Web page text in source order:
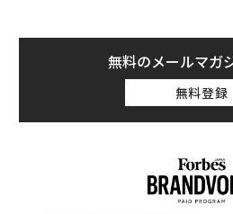
四半期で805万人の新規加入者
サス予測の520万人を54％上回
7765万人になった。広告付きプ
期から34％増加している。
無料のメールマガ
無料登録